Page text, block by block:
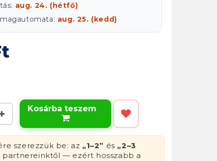
aug. 24. (hétfő)
aug. 25. (kedd)
Kosárba teszem

szerezzük be: az „1–2” és „2–3
— ezért hosszabb a